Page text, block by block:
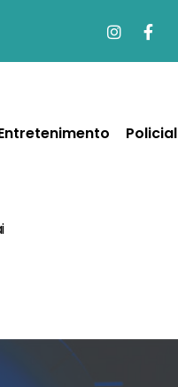
Policial